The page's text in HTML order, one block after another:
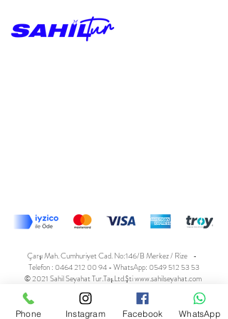
Çarşı Mah. Cumhuriyet Cad. No:146/B Merkez / Rize -
Telefon : 0464 212 00 94- WhatsApp: 0549 512 53 53
© 2021 Sahil Seyahat Tur.Taş.Ltd.Ştiwww.sahilseyahat.com
Tasarım @oayilmaz
Gizlilik Politikası Ve Genel Şartlar
Phone Instagram Facebook WhatsApp